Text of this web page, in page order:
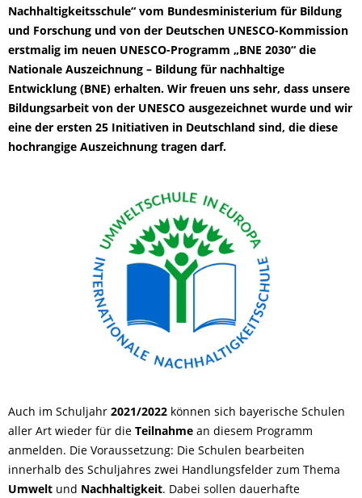
Nachhaltigkeitsschule“ vom Bundesministerium für Bildung
und Forschung und von der Deutschen UNESCO-Kommission
erstmalig im neuen UNESCO-Programm „BNE 2030“ die
Nationale Auszeichnung – Bildung für nachhaltige
Entwicklung (BNE) erhalten. Wir freuen uns sehr, dass unsere
Bildungsarbeit von der UNESCO ausgezeichnet wurde und wir
eine der ersten 25 Initiativen in Deutschland sind, die diese
hochrangige Auszeichnung tragen darf.
Auch im Schuljahr 2021/2022 können sich bayerische Schulen
aller Art wieder für die Teilnahme an diesem Programm
anmelden. Die Voraussetzung: Die Schulen bearbeiten
innerhalb des Schuljahres zwei Handlungsfelder zum Thema
Umwelt und Nachhaltigkeit. Dabei sollen dauerhafte